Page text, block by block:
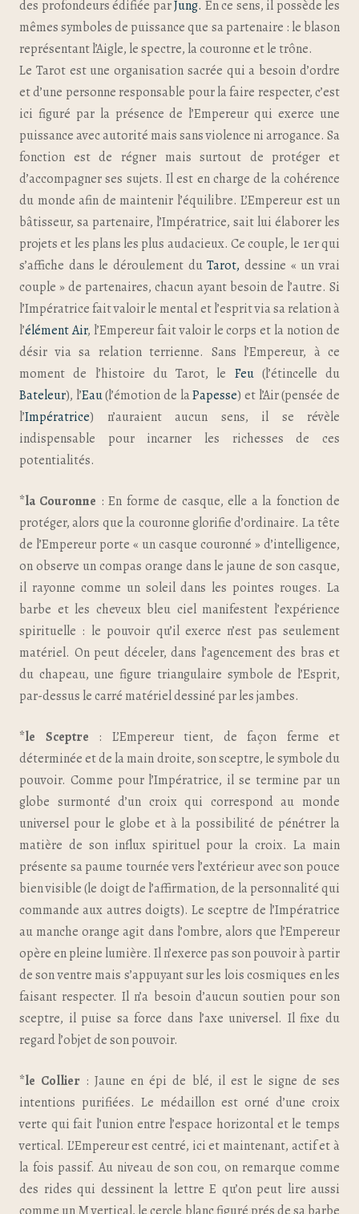
des profondeurs édifiée parJung. En ce sens, il possède les
mêmes symboles de puissance que sa partenaire : le blason
représentant l’Aigle, le spectre, la couronne et le trône.
Le Tarot est une organisation sacrée qui a besoin d’ordre
et d’une personne responsable pour la faire respecter, c’est
ici figuré par la présence de l’Empereur qui exerce une
puissance avec autorité mais sans violence ni arrogance. Sa
fonction est de régner mais surtout de protéger et
d’accompagner ses sujets. Il est en charge de la cohérence
du monde afin de maintenir l’équilibre. L’Empereur est un
bâtisseur, sa partenaire, l’Impératrice, sait lui élaborer les
projets et les plans les plus audacieux. Ce couple, le 1er qui
s’affiche dans le déroulement duTarot, dessine « un vrai
couple » de partenaires, chacun ayant besoin de l’autre. Si
l’Impératrice fait valoir le mental et l’esprit via sa relation à
l’élément Air, l’Empereur fait valoir le corps et la notion de
désir via sa relation terrienne. Sans l’Empereur, à ce
moment de l’histoire du Tarot, le Feu(l’étincelle du
Bateleur), l’Eau(l’émotion de laPapesse) et l’Air (pensée de
l’Impératrice) n’auraient aucun sens, il se révèle
indispensable pour incarner les richesses de ces
potentialités.
*la Couronne : En forme de casque, elle a la fonction de
protéger, alors que la couronne glorifie d’ordinaire. La tête
de l’Empereur porte « un casque couronné » d’intelligence,
on observe un compas orange dans le jaune de son casque,
il rayonne comme un soleil dans les pointes rouges. La
barbe et les cheveux bleu ciel manifestent l’expérience
spirituelle : le pouvoir qu’il exerce n’est pas seulement
matériel. On peut déceler, dans l’agencement des bras et
du chapeau, une figure triangulaire symbole de l’Esprit,
par-dessus le carré matériel dessiné par les jambes.
*le Sceptre : L’Empereur tient, de façon ferme et
déterminée et de la main droite, son sceptre, le symbole du
pouvoir. Comme pour l’Impératrice, il se termine par un
globe surmonté d’un croix qui correspond au monde
universel pour le globe et à la possibilité de pénétrer la
matière de son influx spirituel pour la croix. La main
présente sa paume tournée vers l’extérieur avec son pouce
bien visible (le doigt de l’affirmation, de la personnalité qui
commande aux autres doigts). Le sceptre de l’Impératrice
au manche orange agit dans l’ombre, alors que l’Empereur
opère en pleine lumière. Il n’exerce pas son pouvoir à partir
de son ventre mais s’appuyant sur les lois cosmiques en les
faisant respecter. Il n’a besoin d’aucun soutien pour son
sceptre, il puise sa force dans l’axe universel. Il fixe du
regard l’objet de son pouvoir.
*le Collier : Jaune en épi de blé, il est le signe de ses
intentions purifiées. Le médaillon est orné d’une croix
verte qui fait l’union entre l’espace horizontal et le temps
vertical. L’Empereur est centré, ici et maintenant, actif et à
la fois passif. Au niveau de son cou, on remarque comme
des rides qui dessinent la lettre E qu’on peut lire aussi